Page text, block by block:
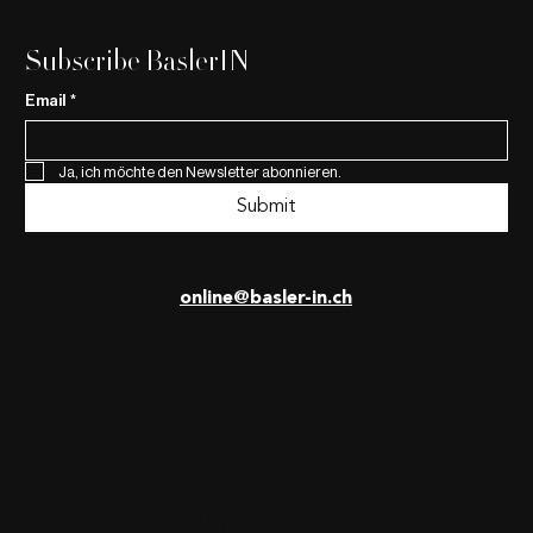
online@basler-in.ch
Subscribe BaslerIN
Email *
Ja, ich möchte den Newsletter abonnieren.
Submit